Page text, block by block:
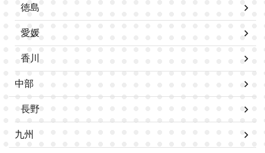
徳島
愛媛
香川
中部
長野
九州